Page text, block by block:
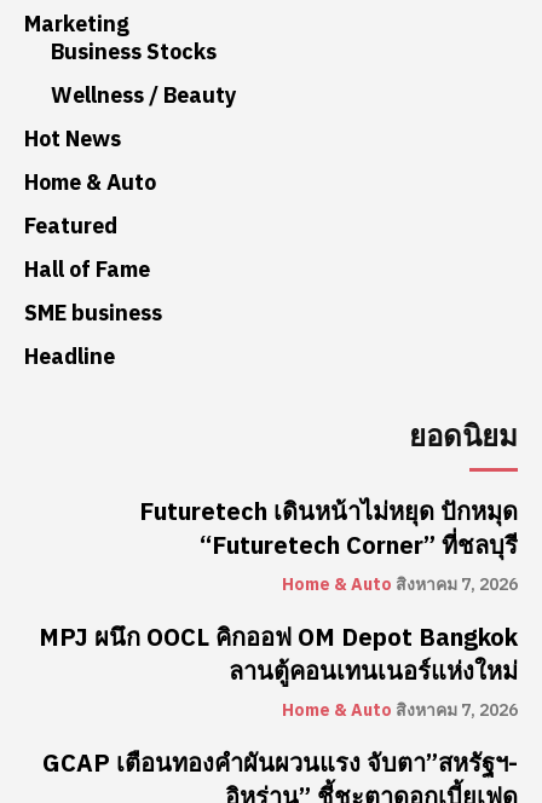
Marketing
Business Stocks
Wellness / Beauty
Hot News
Home & Auto
Featured
Hall of Fame
SME business
Headline
ยอดนิยม
Futuretech เดินหน้าไม่หยุด ปักหมุด
“Futuretech Corner” ที่ชลบุรี
Home & Auto สิงหาคม 7, 2026
MPJ ผนึก OOCL คิกออฟ OM Depot Bangkok
ลานตู้คอนเทนเนอร์แห่งใหม่
Home & Auto สิงหาคม 7, 2026
GCAP เตือนทองคำผันผวนแรง จับตา”สหรัฐฯ-